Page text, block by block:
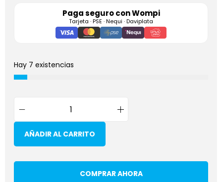
Paga seguro conWompi
Tarjeta · PSE · Nequi · Daviplata
Hay 7 existencias
AÑADIR AL CARRITO
COMPRAR AHORA